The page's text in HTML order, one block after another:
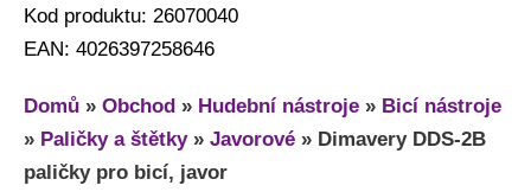
Kod produktu: 26070040
EAN: 4026397258646
Domů » Obchod » Hudební nástroje » Bicí nástroje
» Paličky a štětky» Javorové » Dimavery DDS-2B
paličky pro bicí, javor